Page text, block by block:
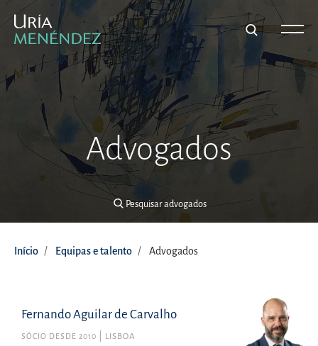
Advogados
Pesquisar advogados
Pesquisar advogados
Início Equipas e talento Advogados
Fernando Aguilar de Carvalho
SÓCIO DESDE 2010 LISBOA